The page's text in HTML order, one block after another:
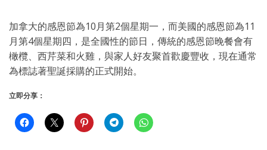
加拿大的感恩節為10月第2個星期一，而美國的感恩節為11
月第4個星期四，是全國性的節日，傳統的感恩節晚餐會有
橄欖、西芹菜和火雞，與家人好友聚首歡慶豐收，現在通常
為標誌著聖誕採購的正式開始。
立即分享：